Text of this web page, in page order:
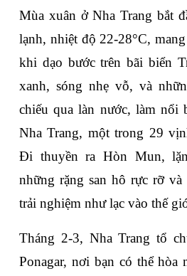
Mùa xuân ở Nha Trang bắt
lạnh, nhiệt độ 22-28°C,
khi dạo bước trên bãi biển
xanh, sóng nhẹ vỗ, và
chiếu qua làn nước, làm nổi
Nha Trang, một trong 29
Đi thuyền ra Hòn Mun,
những rặng san hô rực rỡ và
trải nghiệm như lạc vào thế
Tháng 2-3, Nha Trang tổ
Ponagar, nơi bạn có thể